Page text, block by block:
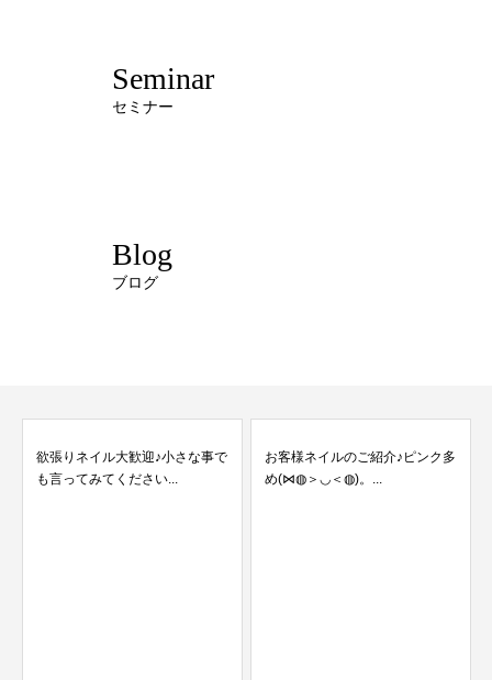
Seminar
セミナー
Blog
ブログ
欲張りネイル大歓迎♪小さな事で
も言ってみてください...
お客様ネイルのご紹介♪ピンク多
め(⋈◍＞◡＜◍)。...